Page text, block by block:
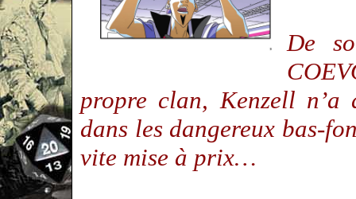
De
propre clan, Kenzell n’a
dans les dangereux bas-
vite mise à prix…